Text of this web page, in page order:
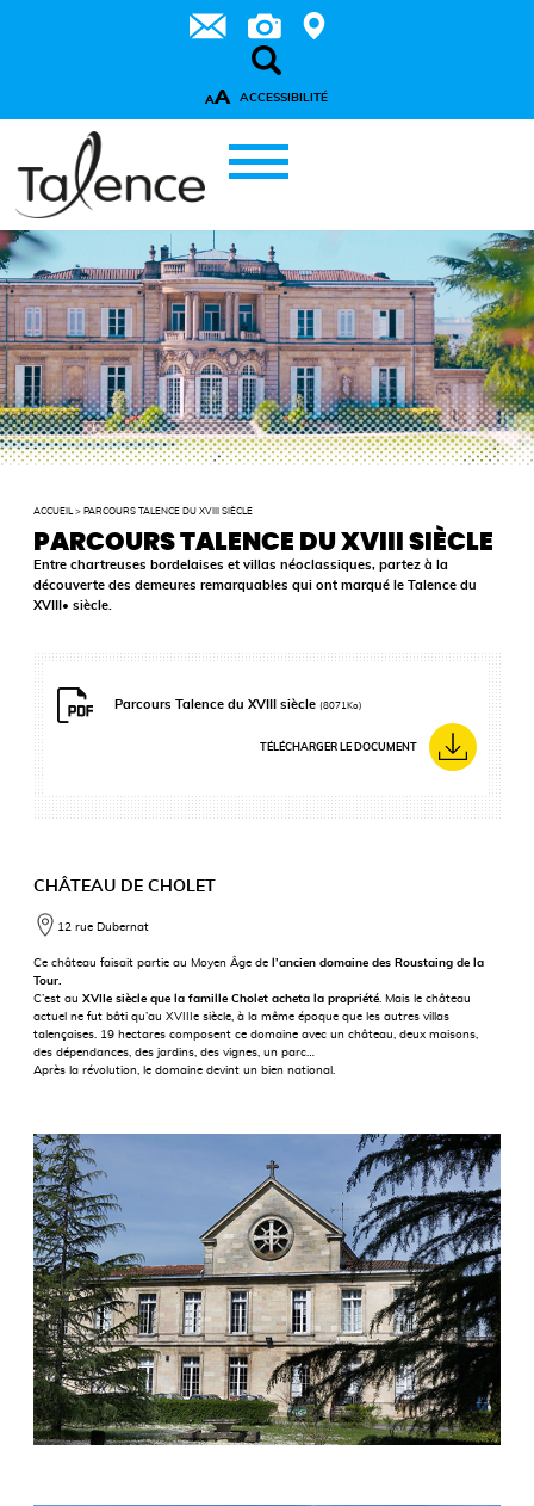
AA ACCESSIBILITÉ
ACCUEIL > PARCOURS TALENCE DU XVIII SIÈCLE
PARCOURS TALENCE DU XVIII SIÈCLE
Entre chartreuses bordelaises et villas néoclassiques, partez à la
découverte des demeures remarquables qui ont marqué le Talence du
XVIII• siècle.
Parcours Talence du XVIII siècle(8071Ko)
TÉLÉCHARGER LE DOCUMENT
CHÂTEAU DE CHOLET
12 rue Dubernat
Ce château faisait partie au Moyen Âge de l’ancien domaine des Roustaing de la
Tour.
C’est au XVIIe siècle que la famille Cholet acheta la propriété . Mais le château
actuel ne fut bâti qu’au XVIIIe siècle, à la même époque que les autres villas
talençaises. 19 hectares composent ce domaine avec un château, deux maisons,
des dépendances, des jardins, des vignes, un parc…
Après la révolution, le domaine devint un bien national.